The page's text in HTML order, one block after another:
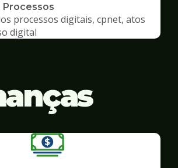
Processos
processos digitais, cpnet, atos
digital